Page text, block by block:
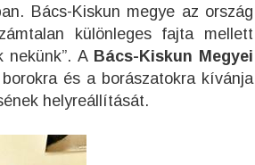
Bács-Kiskun megye az ország
különleges fajta mellett
nekünk”. A Bács-Kiskun Megyei
és a borászatokra kívánja
helyreállítását.